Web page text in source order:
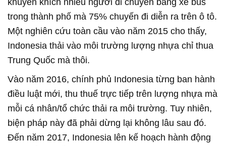
trong thành phố mà 75% chuyến đi diễn ra trên ô tô.
Một nghiên cứu toàn cầu vào năm 2015 cho thấy,
Indonesia thải vào môi trường lượng nhựa chỉ thua
Trung Quốc mà thôi.
Vào năm 2016, chính phủ Indonesia từng ban hành
điều luật mới, thu thuế trực tiếp trên lượng nhựa mà
mỗi cá nhân/tổ chức thải ra môi trường. Tuy nhiên,
biện pháp này đã phải dừng lại không lâu sau đó.
Đến năm 2017, Indonesia lên kế hoạch hành động